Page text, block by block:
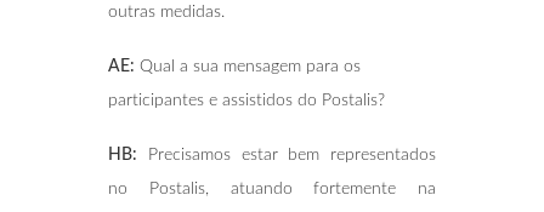
outras medidas.
AE: Qual a sua mensagem para os
participantes e assistidos do Postalis?
HB: Precisamos estar bem representados
no Postalis, atuando fortemente na